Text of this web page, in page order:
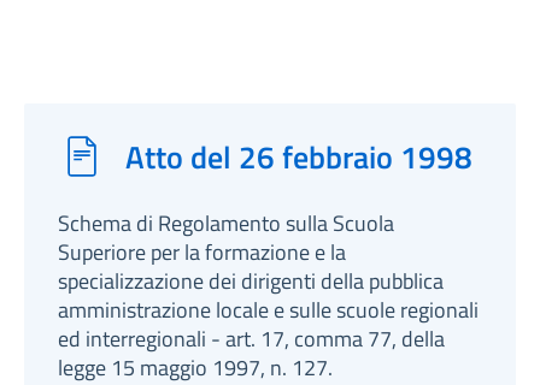
Atto del 26 febbraio 1998
Schema di Regolamento sulla Scuola
Superiore per la formazione e la
specializzazione dei dirigenti della pubblica
amministrazione locale e sulle scuole regionali
ed interregionali - art. 17, comma 77, della
legge 15 maggio 1997, n. 127.